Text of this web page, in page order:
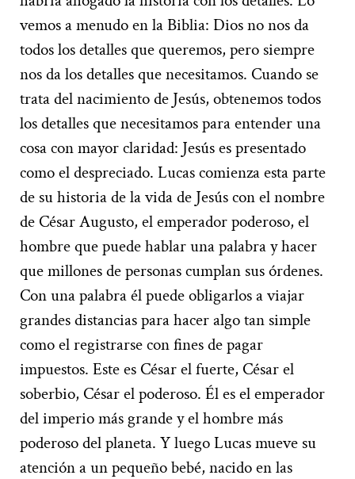
vemos a menudo en la Biblia: Dios no nos da
todos los detalles que queremos, pero siempre
nos da los detalles que necesitamos. Cuando se
trata del nacimiento de Jesús, obtenemos todos
los detalles que necesitamos para entender una
cosa con mayor claridad: Jesús es presentado
como el despreciado. Lucas comienza esta parte
de su historia de la vida de Jesús con el nombre
de César Augusto, el emperador poderoso, el
hombre que puede hablar una palabra y hacer
que millones de personas cumplan sus órdenes.
Con una palabra él puede obligarlos a viajar
grandes distancias para hacer algo tan simple
como el registrarse con fines de pagar
impuestos. Este es César el fuerte, César el
soberbio, César el poderoso. Él es el emperador
del imperio más grande y el hombre más
poderoso del planeta. Y luego Lucas mueve su
atención a un pequeño bebé, nacido en las